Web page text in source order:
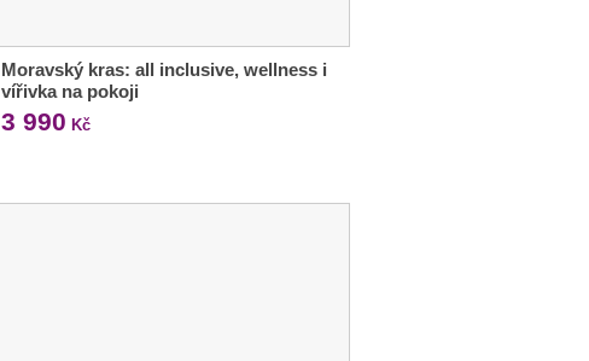
Moravský kras: all inclusive, wellness i
vířivka na pokoji
3 990 Kč